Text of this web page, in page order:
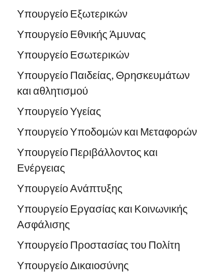
Υπουργείο Εξωτερικών
Υπουργείο Εθνικής Άμυνας
Υπουργείο Εσωτερικών
Υπουργείο Παιδείας, Θρησκευμάτων
και αθλητισμού
Υπουργείο Υγείας
Υπουργείο Υποδομών και Μεταφορών
Υπουργείο Περιβάλλοντος και
Ενέργειας
Υπουργείο Ανάπτυξης
Υπουργείο Εργασίας και Κοινωνικής
Ασφάλισης
Υπουργείο Προστασίας του Πολίτη
Υπουργείο Δικαιοσύνης